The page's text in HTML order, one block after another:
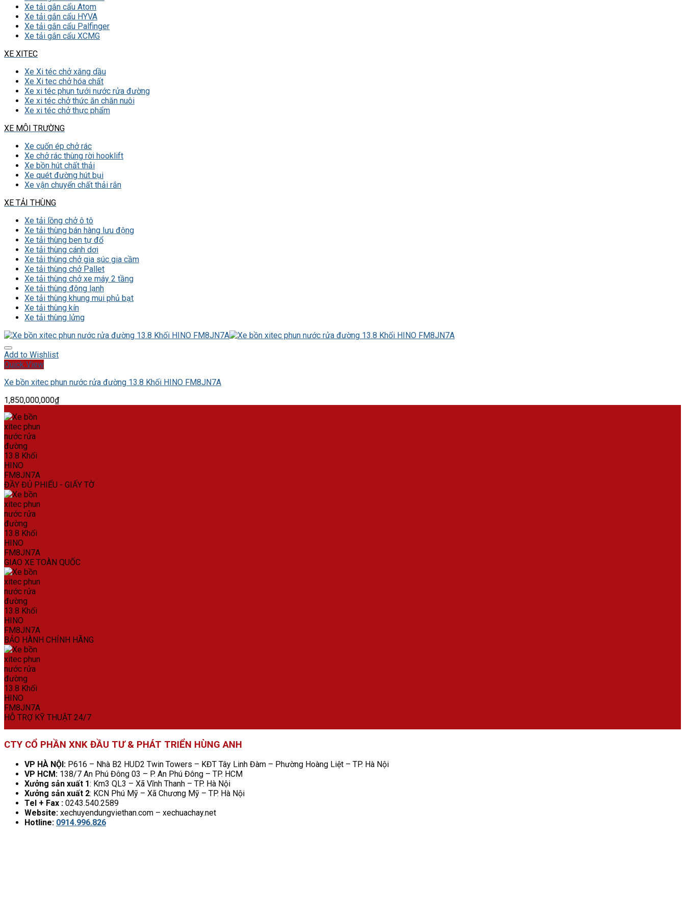
Xe tải gắn cẩu Atom
Xe tải gắn cẩu HYVA
Xe tải gắn cẩu Palfinger
Xe tải gắn cẩu XCMG
XE XITEC
Xe Xi téc chở xăng dầu
Xe Xi tec chở hóa chất
Xe xi téc phun tưới nước rửa đường
Xe xi téc chở thức ăn chăn nuôi
Xe xi téc chở thực phẩm
XE MÔI TRƯỜNG
Xe cuốn ép chở rác
Xe chở rác thùng rời hooklift
Xe bồn hút chất thải
Xe quét đường hút bụi
Xe vận chuyển chất thải rắn
XE TẢI THÙNG
Xe tải lồng chở ô tô
Xe tải thùng bán hàng lưu động
Xe tải thùng ben tự đổ
Xe tải thùng cánh dơi
Xe tải thùng chở gia súc gia cầm
Xe tải thùng chở Pallet
Xe tải thùng chở xe máy 2 tầng
Xe tải thùng đông lạnh
Xe tải thùng khung mui phủ bạt
Xe tải thùng kín
Xe tải thùng lửng
Add to Wishlist
Quick View
Xe bồn xitec phun nước rửa đường 13.8 Khối HINO FM8JN7A
1,850,000,000₫
ĐẦY ĐỦ PHIẾU - GIẤY TỜ
GIAO XE TOÀN QUỐC
BẢO HÀNH CHÍNH HÃNG
HỖ TRỢ KỸ THUẬT 24/7
CTY CỔ PHẦN XNK ĐẦU TƯ & PHÁT TRIỂN HÙNG ANH
VP HÀ NỘI: P616 – Nhà B2 HUD2 Twin Towers – KĐT Tây Linh Đàm – Phường Hoàng Liệt – TP. Hà Nội
VP HCM: 138/7 An Phú Đông 03 – P. An Phú Đông – TP. HCM
Xưởng sản xuất 1: Km3 QL3 – Xã Vĩnh Thanh – TP. Hà Nội
Xưởng sản xuất 2: KCN Phú Mỹ – Xã Chương Mỹ – TP. Hà Nội
Tel + Fax : 0243.540.2589
Website: xechuyendungviethan.com – xechuachay.net
Hotline: 0914.996.826